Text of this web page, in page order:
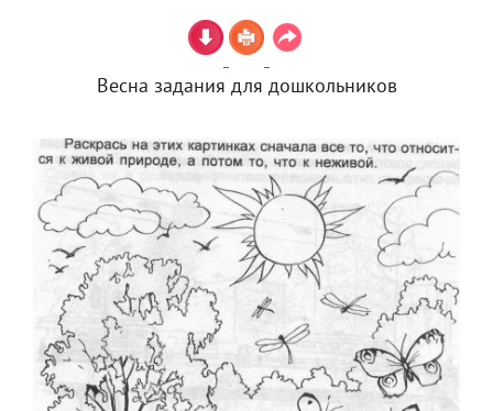
Весна задания для дошкольников